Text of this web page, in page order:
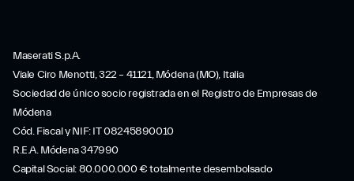
Maserati S.p.A.
Viale Ciro Menotti, 322 – 41121, Módena (MO), Italia
Sociedad de único socio registrada en el Registro de Empresas de
Módena
Cód. Fiscal y NIF: IT 08245890010
R.E.A. Módena 347990
Capital Social: 80.000.000 € totalmente desembolsado